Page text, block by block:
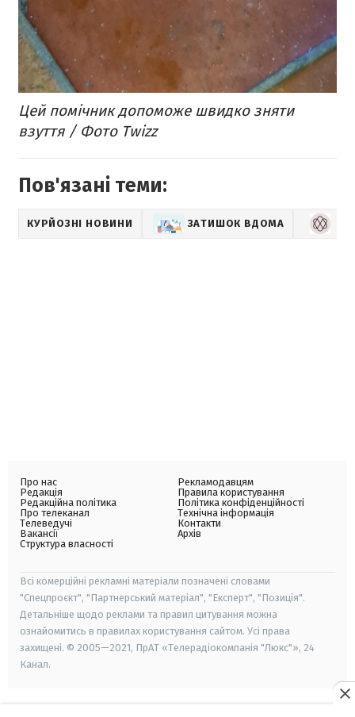
Цей помічник допоможе швидко зняти
взуття / Фото Twizz
Пов'язані теми:
КУРЙОЗНІ НОВИНИ ЗАТИШОК ВДОМА
Про нас
Редакція
Редакційна політика
Про телеканал
Телеведучі
Вакансії
Структура власності
Рекламодавцям
Правила користування
Політика конфіденційності
Технічна інформація
Контакти
Архів
Всі комерційні рекламні матеріали позначені словами
"Спецпроєкт", "Партнерський матеріал", "Експерт", "Позиція".
Детальніше щодо реклами та правил цитування можна
ознайомитись в правилах користування сайтом. Усі права
захищені. © 2005—2021, ПрАТ «Телерадіокомпанія "Люкс"», 24
Канал.